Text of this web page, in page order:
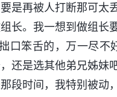
是再被人打断那可太
长。我一想到做组长
口笨舌的，万一尽
还是选其他弟兄姊妹
段时间，我特别被动